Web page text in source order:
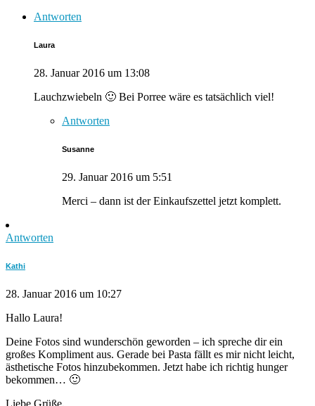
Antworten
Laura
28. Januar 2016 um 13:08
Lauchzwiebeln 🙂 Bei Porree wäre es tatsächlich viel!
Antworten
Susanne
29. Januar 2016 um 5:51
Merci – dann ist der Einkaufszettel jetzt komplett.
Antworten
Kathi
28. Januar 2016 um 10:27
Hallo Laura!
Deine Fotos sind wunderschön geworden – ich spreche dir ein
großes Kompliment aus. Gerade bei Pasta fällt es mir nicht leicht,
ästhetische Fotos hinzubekommen. Jetzt habe ich richtig hunger
bekommen… 🙂
Liebe Grüße,